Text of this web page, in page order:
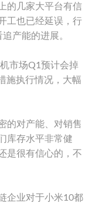
的几家大平台有信
工也已经延误，行
产能的进展。
市场Q1预计会掉
施执行情况，大幅
的对产能、对销售
库存水平非常健
是很有信心的，不
企业对于小米10都